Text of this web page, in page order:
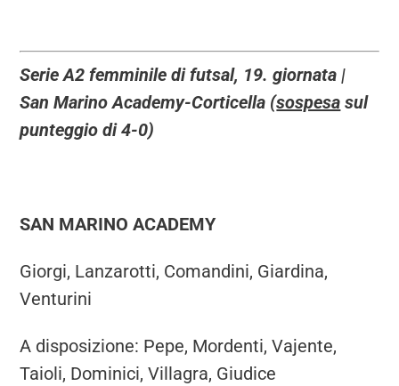
Serie A2 femminile di futsal, 19. giornata |
San Marino Academy-Corticella (sospesa sul
punteggio di 4-0)
SAN MARINO ACADEMY
Giorgi, Lanzarotti, Comandini, Giardina,
Venturini
A disposizione: Pepe, Mordenti, Vajente,
Taioli, Dominici, Villagra, Giudice